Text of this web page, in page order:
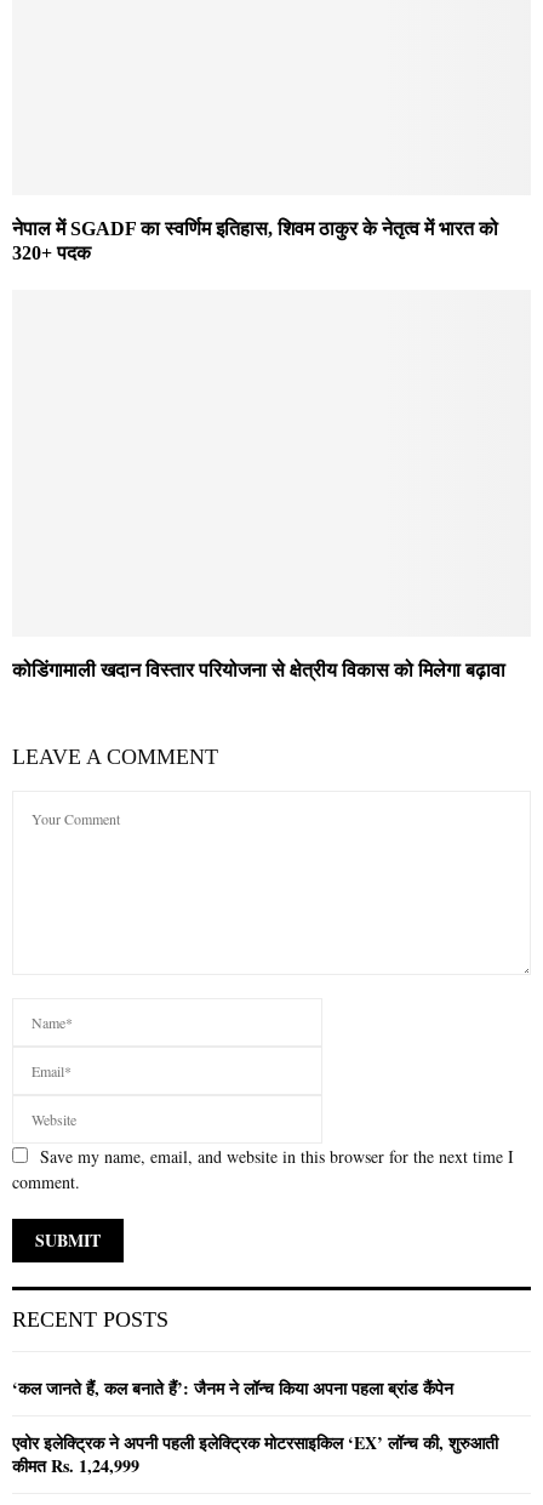
नेपाल में SGADF का स्वर्णिम इतिहास, शिवम ठाकुर के नेतृत्व में भारत को
320+ पदक
कोडिंगामाली खदान विस्तार परियोजना से क्षेत्रीय विकास को मिलेगा बढ़ावा
LEAVE A COMMENT
Save my name, email, and website in this browser for the next time I
comment.
RECENT POSTS
‘कल जानते हैं, कल बनाते हैं’: जैनम ने लॉन्च किया अपना पहला ब्रांड कैंपेन
एवोर इलेक्ट्रिक ने अपनी पहली इलेक्ट्रिक मोटरसाइकिल ‘EX’ लॉन्च की, शुरुआती
कीमत Rs. 1,24,999